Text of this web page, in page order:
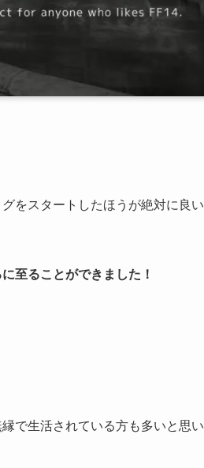
をスタートしたほうが絶対に良い
至ることができました！
で生活されている方も多いと思い